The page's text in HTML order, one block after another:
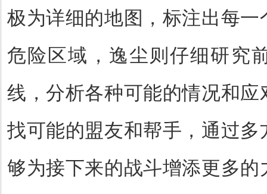
极为详细的地图，标注出每
危险区域，逸尘则仔细研究
线，分析各种可能的情况和
找可能的盟友和帮手，通过
够为接下来的战斗增添更多